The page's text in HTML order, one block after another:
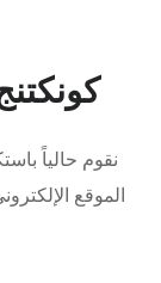
نقوم حالياً
الموقع